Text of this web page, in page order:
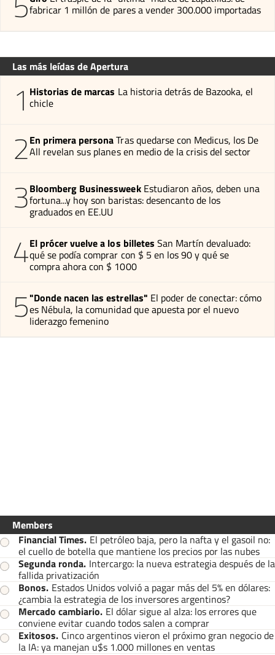
fabricar 1 millón de pares a vender 300.000 importadas
Las más leídas de Apertura
1 Historias de marcas La historia detrás de Bazooka, el
chicle
2En primera personaTras quedarse con Medicus, los De
All revelan sus planes en medio de la crisis del sector
3Bloomberg Businessweek Estudiaron años, deben una
fortuna...y hoy son baristas: desencanto de los
graduados en EE.UU
4El prócer vuelve a los billetes San Martín devaluado:
qué se podía comprar con $ 5 en los 90 y qué se
compra ahora con $ 1000
5"Donde nacen las estrellas" El poder de conectar: cómo
es Nébula, la comunidad que apuesta por el nuevo
liderazgo femenino
Members
Financial Times. El petróleo baja, pero la nafta y el gasoil no:
el cuello de botella que mantiene los precios por las nubes
Segunda ronda. Intercargo: la nueva estrategia después de la
fallida privatización
Bonos. Estados Unidos volvió a pagar más del 5% en dólares:
¿cambia la estrategia de los inversores argentinos?
Mercado cambiario. El dólar sigue al alza: los errores que
conviene evitar cuando todos salen a comprar
Exitosos. Cinco argentinos vieron el próximo gran negocio de
la IA: ya manejan u$s 1.000 millones en ventas